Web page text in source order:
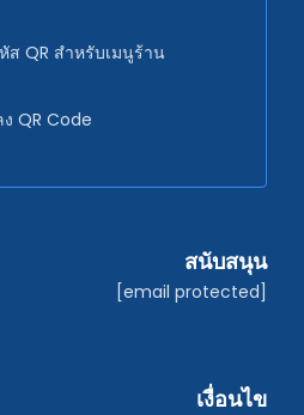
ส QR สำหรับเมนูร้าน
QR Code
สนับสนุน
[email protected]
เงื่อนไข